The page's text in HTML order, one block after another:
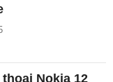
Nokia 12